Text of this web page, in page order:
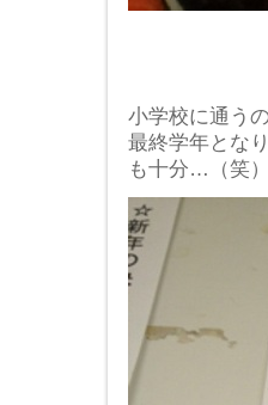
小学校に通う
最終学年とな
も十分…（笑）